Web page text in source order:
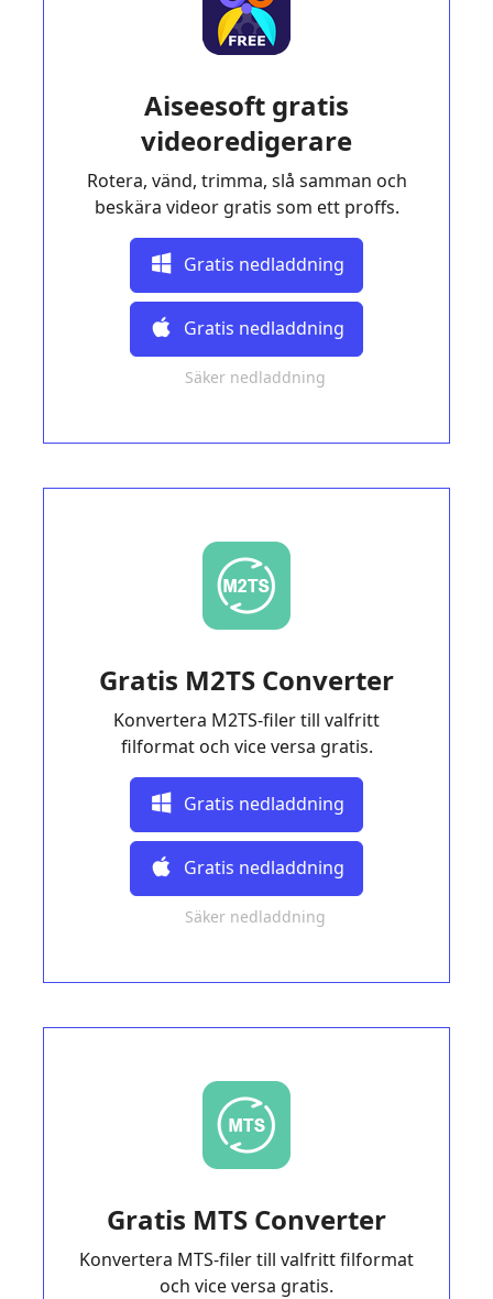
Aiseesoft gratis
videoredigerare
Rotera, vänd, trimma, slå samman och
beskära videor gratis som ett proffs.
Gratis nedladdning
Gratis nedladdning
Säker nedladdning
Gratis M2TS Converter
Konvertera M2TS-filer till valfritt
filformat och vice versa gratis.
Gratis nedladdning
Gratis nedladdning
Säker nedladdning
Gratis MTS Converter
Konvertera MTS-filer till valfritt filformat
och vice versa gratis.